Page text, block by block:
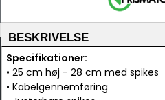
BESKRIVELSE
Specifikationer:
• 25 cm høj - 28 cm med spikes
• Kabelgennemføring